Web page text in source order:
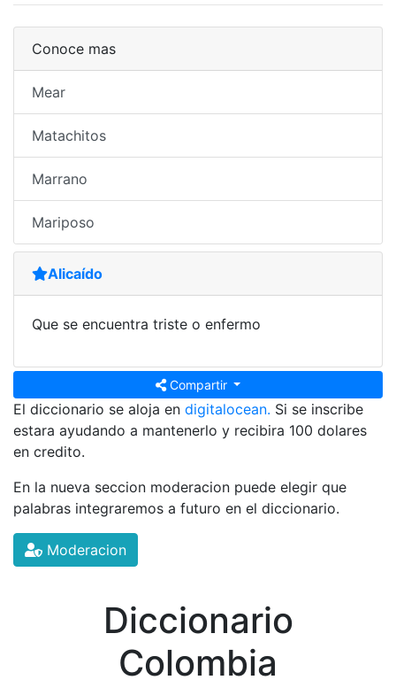
Conoce mas
Mear
Matachitos
Marrano
Mariposo
Alicaído
Que se encuentra triste o enfermo
Compartir
El diccionario se aloja en digitalocean. Si se inscribe
estara ayudando a mantenerlo y recibira 100 dolares
en credito.
En la nueva seccion moderacion puede elegir que
palabras integraremos a futuro en el diccionario.
Moderacion
Diccionario
Colombia